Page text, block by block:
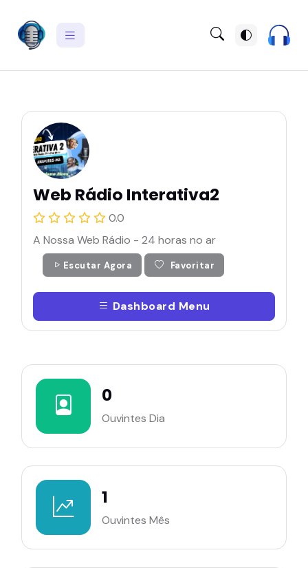
Web Rádio Interativa2
0.0
A Nossa Web Rádio - 24 horas no ar
Escutar Agora Favoritar
Dashboard Menu
0
Ouvintes Dia
1
Ouvintes Mês